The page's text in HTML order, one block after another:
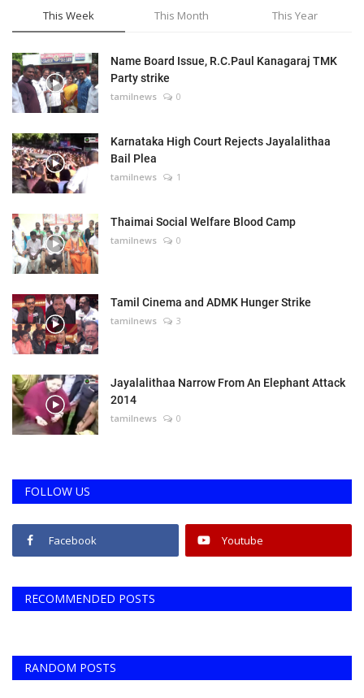
This Week This Month This Year
Name Board Issue, R.C.Paul Kanagaraj TMK
Party strike
tamilnews 0
Karnataka High Court Rejects Jayalalithaa
Bail Plea
tamilnews 1
Thaimai Social Welfare Blood Camp
tamilnews 0
Tamil Cinema and ADMK Hunger Strike
tamilnews 3
Jayalalithaa Narrow From An Elephant Attack
2014
tamilnews 0
FOLLOW US
Facebook Youtube
RECOMMENDED POSTS
RANDOM POSTS